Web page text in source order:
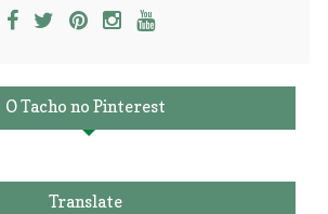
O Tacho no Pinterest
Translate